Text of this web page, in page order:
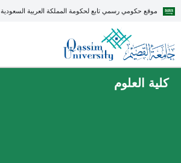
موقع حكومي رسمي تابع لحكومة المملكة العربية السعودية
كلية العلوم